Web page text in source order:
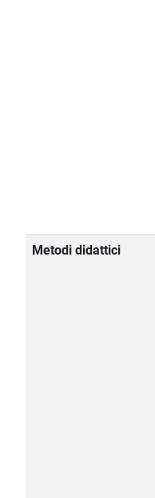
Metodi didattici